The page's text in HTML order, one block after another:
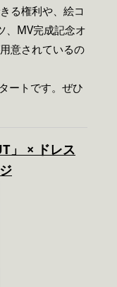
る権利や、絵コ
、MV完成記念オ
意されているの
ートです。ぜひ
」 × ドレス